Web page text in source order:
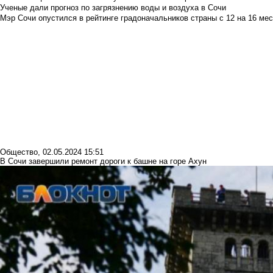
Ученые дали прогноз по загрязнению воды и воздуха в Сочи
Мэр Сочи опустился в рейтинге градоначальников страны с 12 на 16
Общество, 02.05.2024 15:51
В Сочи завершили ремонт дороги к башне на горе Ахун